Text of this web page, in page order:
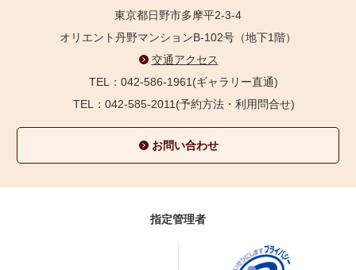
東京都日野市多摩平2-3-4
オリエント丹野マンションB-102号（地下1階）
交通アクセス
TEL：042-586-1961(ギャラリー直通)
TEL：042-585-2011(予約方法・利用問合せ)
お問い合わせ
指定管理者